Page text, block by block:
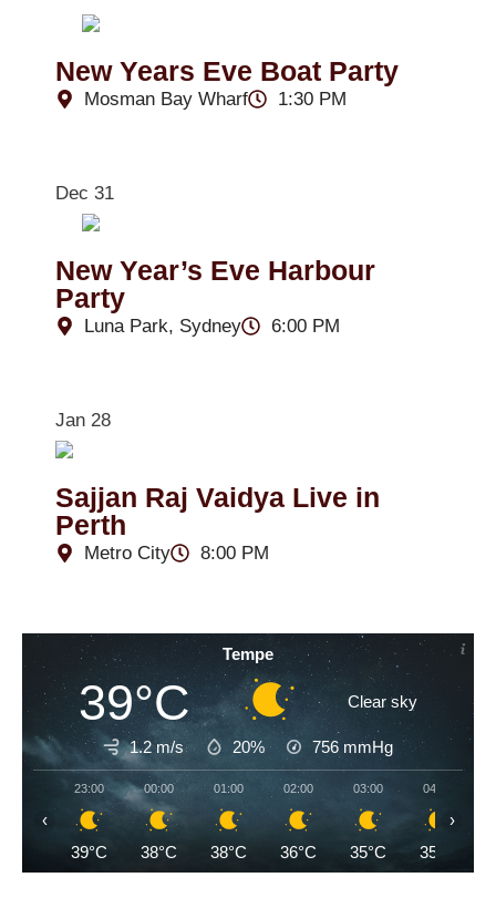
New Years Eve Boat Party
Mosman Bay Wharf 1:30 PM
Dec 31
New Year’s Eve Harbour
Party
Luna Park, Sydney 6:00 PM
Jan 28
Sajjan Raj Vaidya Live in
Perth
Metro City 8:00 PM
Tempe
39°C Clear sky
1.2 m/s 20% 756 mmHg
23:00
39°C
00:00
38°C
01:00
38°C
02:00
36°C
03:00
35°C
04:00
35°C
‹ ›